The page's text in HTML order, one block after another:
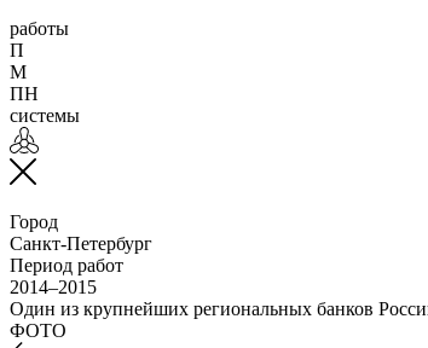
работы
П
М
ПН
системы
Город
Санкт-Петербург
Период работ
2014–2015
Один из крупнейших региональных банков
ФОТО